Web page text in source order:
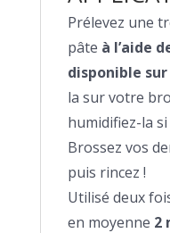
Prélevez une
pâte à l’aide
disponible
la sur votre
humidifiez-la
Brossez vos
puis rincez !
Utilisé deux
en moyenne 2